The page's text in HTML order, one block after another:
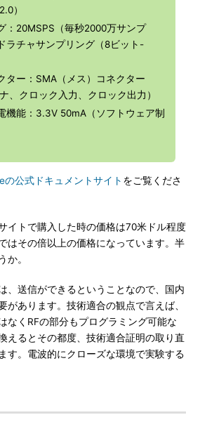
）
：20MSPS（毎秒2000万サンプ
ラチャサンプリング（8ビット-
ター：SMA（メス）コネクター
、クロック入力、クロック出力）
機能：3.3V 50mA（ソフトウェア制
の公式ドキュメントサイト をご覧くださ
イトで購入した時の価格は70米ドル程度
はその倍以上の価格になっています。半
か。
、送信ができるということなので、国内
があります。技術適合の観点で言えば、
なくRFの部分もプログラミング可能な
えるとその都度、技術適合証明の取り直
す。電波的にクローズな環境で実験する